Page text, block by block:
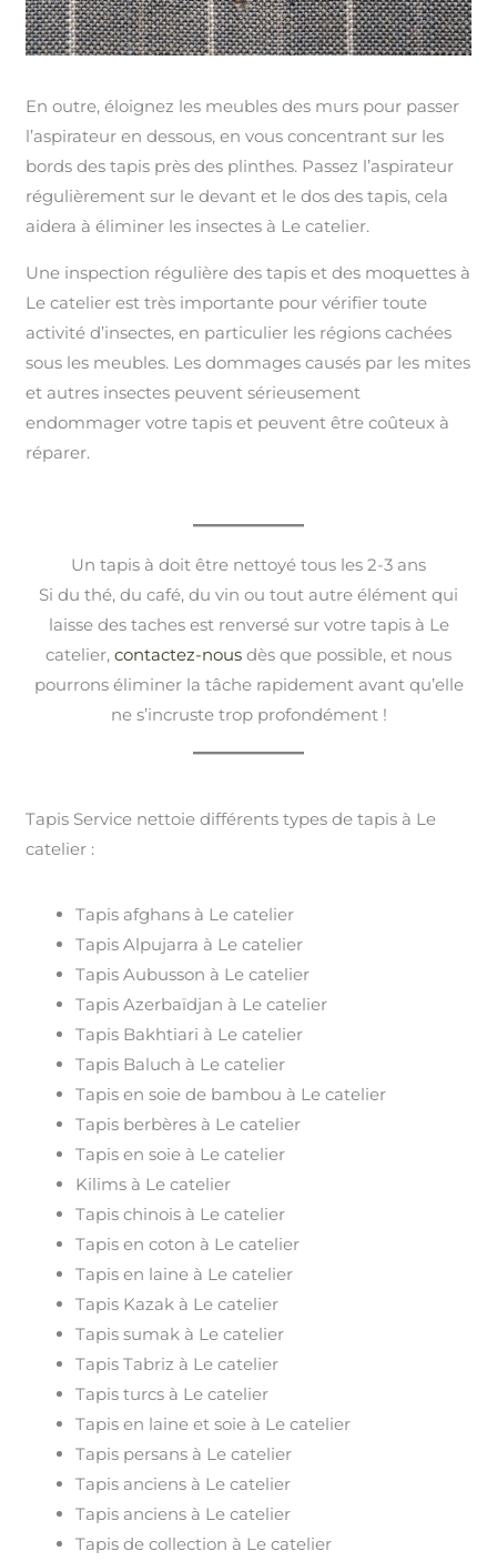
En outre, éloignez les meubles des murs pour passer
l’aspirateur en dessous, en vous concentrant sur les
bords des tapis près des plinthes. Passez l’aspirateur
régulièrement sur le devant et le dos des tapis, cela
aidera à éliminer les insectes à Le catelier.
Une inspection régulière des tapis et des moquettes à
Le catelier est très importante pour vérifier toute
activité d’insectes, en particulier les régions cachées
sous les meubles. Les dommages causés par les mites
et autres insectes peuvent sérieusement
endommager votre tapis et peuvent être coûteux à
réparer.
Un tapis à doit être nettoyé tous les 2-3 ans
Si du thé, du café, du vin ou tout autre élément qui
laisse des taches est renversé sur votre tapis à Le
catelier, contactez-nous dès que possible, et nous
pourrons éliminer la tâche rapidement avant qu’elle
ne s’incruste trop profondément !
Tapis Service nettoie différents types de tapis à Le
catelier :
Tapis afghans à Le catelier
Tapis Alpujarra à Le catelier
Tapis Aubusson à Le catelier
Tapis Azerbaïdjan à Le catelier
Tapis Bakhtiari à Le catelier
Tapis Baluch à Le catelier
Tapis en soie de bambou à Le catelier
Tapis berbères à Le catelier
Tapis en soie à Le catelier
Kilims à Le catelier
Tapis chinois à Le catelier
Tapis en coton à Le catelier
Tapis en laine à Le catelier
Tapis Kazak à Le catelier
Tapis sumak à Le catelier
Tapis Tabriz à Le catelier
Tapis turcs à Le catelier
Tapis en laine et soie à Le catelier
Tapis persans à Le catelier
Tapis anciens à Le catelier
Tapis anciens à Le catelier
Tapis de collection à Le catelier